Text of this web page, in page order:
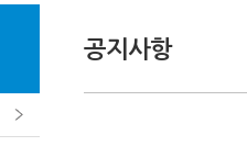
공지사항